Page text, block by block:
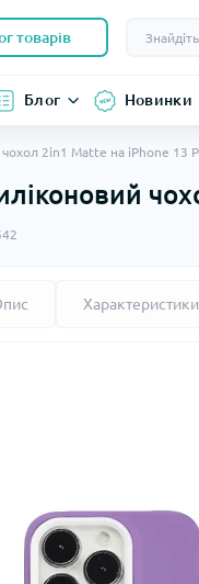
товарів
Блог Новинки
2in1 Matte на iPhone 13
Характеристики